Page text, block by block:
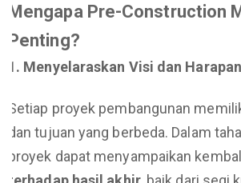
Mengapa Pre-Construction
Penting?
1. Menyelaraskan Visi dan
Setiap proyek pembangunan
dan tujuan yang berbeda. Dalam
proyek dapat menyampaikan